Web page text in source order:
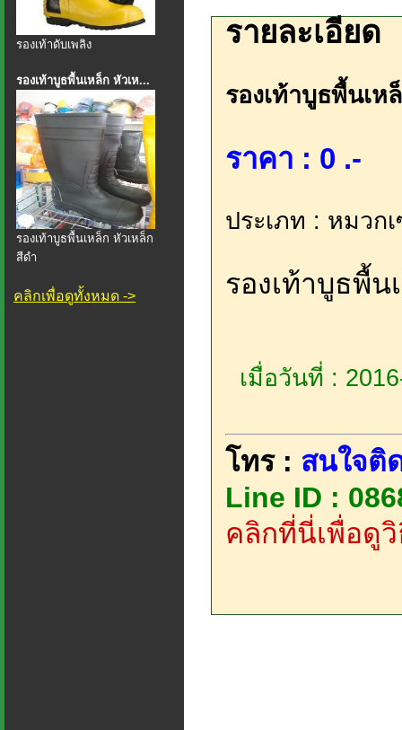
รองเท้าดับเพลิง
รองเท้าบูธพื้นเหล็ก หัวเห...
รองเท้าบูธพื้นเหล็ก หัวเหล็ก
สีดำ
คลิกเพื่อดูทั้งหมด ->
รายละเอียด
รองเท้าบูธพื้นเห
ราคา : 0 .-
ประเภท : หมวก
รองเท้าบูธพื้น
เมื่อวันที่ :
โทร : สนใจติ
Line ID :
คลิกที่นี่เพื่อดูวิ